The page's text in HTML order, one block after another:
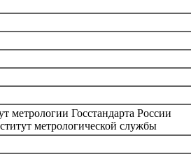
метрологии Госстандарта России
метрологической службы